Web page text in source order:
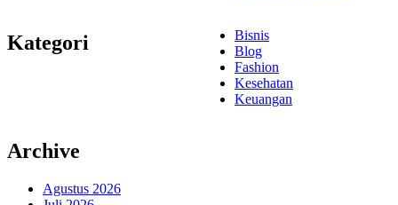
Kategori
Bisnis
Blog
Fashion
Kesehatan
Keuangan
Archive
Agustus 2026